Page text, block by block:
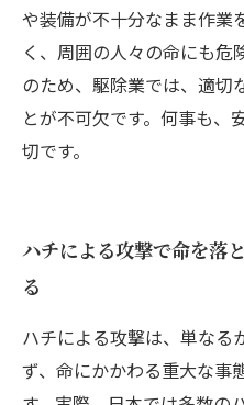
や装備が不十分なまま作業
く、周囲の人々の命にも危
のため、駆除業では、適切
とが不可欠です。何事も、
切です。
ハチによる攻撃で命を落
る
ハチによる攻撃は、単なる
ず、命にかかわる重大な事